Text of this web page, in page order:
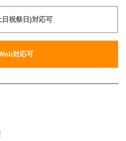
日祝祭日)対応可
対応可